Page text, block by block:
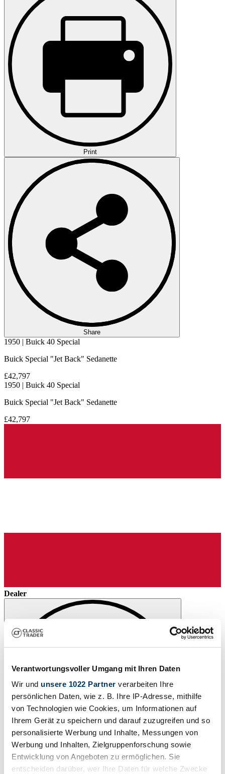
Verantwortungsvoller Umgang mit Ihren Daten
Wir und unsere 1022 Partner verarbeiten Ihre
persönlichen Daten, wie z. B. Ihre IP-Adresse, mithilfe
von Technologien wie Cookies, um Informationen auf
Ihrem Gerät zu speichern und darauf zuzugreifen und so
personalisierte Werbung und Inhalte, Messungen von
Werbung und Inhalten, Zielgruppenforschung sowie
Entwicklung von Angeboten zu ermöglichen. Sie
entscheiden darüber, wer Ihre Daten für welche Zwecke
Print
Share
1950 | Buick 40 Special
Buick Special "Jet Back" Sedanette
£42,797
1950 | Buick 40 Special
Buick Special "Jet Back" Sedanette
£42,797
Dealer